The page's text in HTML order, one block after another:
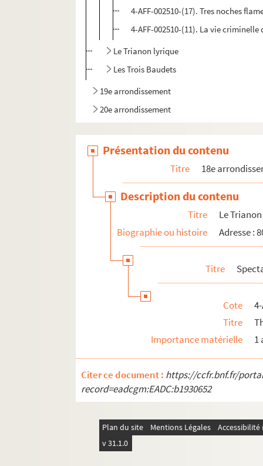
4-AFF-002510-(17). Tres noches
4-AFF-002510-(11). La vie criminelle
Le Trianon lyrique
Les Trois Baudets
19e arrondissement
20e arrondissement
Présentation du contenu
Titre 18e
Description du contenu
Titre
Le Trianon
Biographie ou histoire
Adresse :
Titre
Cote
Titre
Importance matérielle
1
Citer ce document : https://ccfr.bnf.fr/
record=eadcgm:EADC:b1930652
Plan du site Mentions Légales
v 31.1.0